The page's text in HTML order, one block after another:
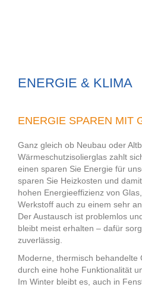
ENERGIE & KLIMA
ENERGIE SPAREN MIT
Ganz gleich ob Neubau oder
Wärmeschutzisolierglas zahlt
einen sparen Sie Energie für
sparen Sie Heizkosten und
hohen Energieeffizienz von
Werkstoff auch zu einem sehr
Der Austausch ist problemlos
bleibt meist erhalten – dafür
zuverlässig.
Moderne, thermisch behandelte
durch eine hohe Funktionalität
Im Winter bleibt es, auch in